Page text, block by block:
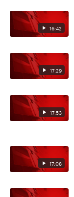
16:42
17:29
17:53
17:08